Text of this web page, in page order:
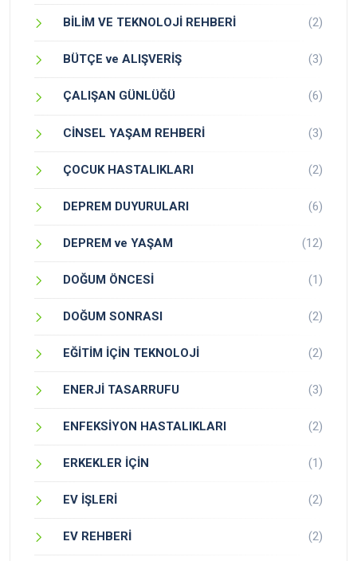
BİLİM VE TEKNOLOJİ REHBERİ (2)
BÜTÇE ve ALIŞVERİŞ (3)
ÇALIŞAN GÜNLÜĞÜ (6)
CİNSEL YAŞAM REHBERİ (3)
ÇOCUK HASTALIKLARI (2)
DEPREM DUYURULARI (6)
DEPREM ve YAŞAM (12)
DOĞUM ÖNCESİ (1)
DOĞUM SONRASI (2)
EĞİTİM İÇİN TEKNOLOJİ (2)
ENERJİ TASARRUFU (3)
ENFEKSİYON HASTALIKLARI (2)
ERKEKLER İÇİN (1)
EV İŞLERİ (2)
EV REHBERİ (2)